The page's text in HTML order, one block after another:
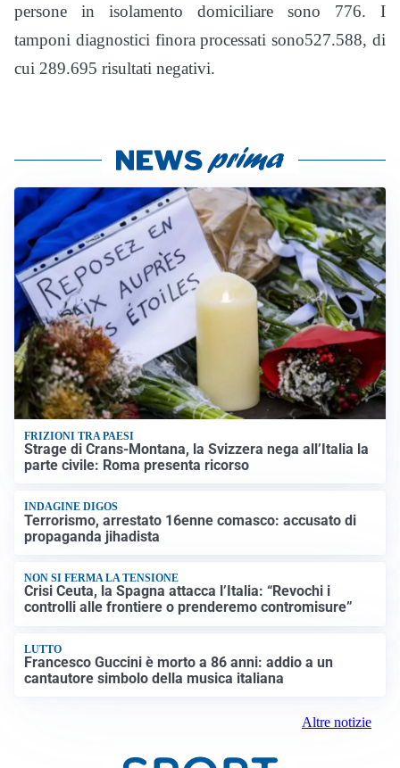
persone in isolamento domiciliare sono 776. I
tamponi diagnostici finora processati sono527.588, di
cui 289.695 risultati negativi.
FRIZIONI TRA PAESI
Strage di Crans-Montana, la Svizzera nega all’Italia la
parte civile: Roma presenta ricorso
INDAGINE DIGOS
Terrorismo, arrestato 16enne comasco: accusato di
propaganda jihadista
NON SI FERMA LA TENSIONE
Crisi Ceuta, la Spagna attacca l’Italia: “Revochi i
controlli alle frontiere o prenderemo contromisure”
LUTTO
Francesco Guccini è morto a 86 anni: addio a un
cantautore simbolo della musica italiana
Altre notizie